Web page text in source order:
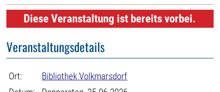
Diese Veranstaltung ist bereits vorbei.
Veranstaltungsdetails
Ort:
Bibliothek Volkmarsdorf